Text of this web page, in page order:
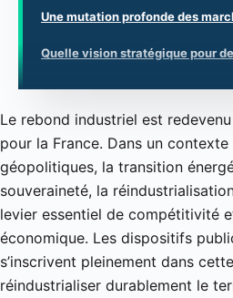
Une mutation profonde des
Quelle vision stratégique pour
Le rebond industriel est
pour la France. Dans un
géopolitiques, la transition
souveraineté, la
levier essentiel de compétitivité
économique. Les dispositifs
s’inscrivent pleinement dans
réindustrialiser durablement le